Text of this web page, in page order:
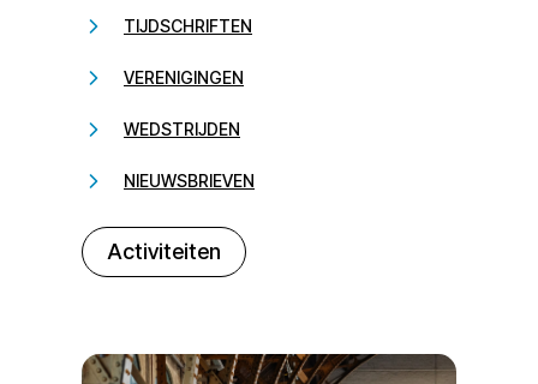
TIJDSCHRIFTEN
VERENIGINGEN
WEDSTRIJDEN
NIEUWSBRIEVEN
Activiteiten
232323